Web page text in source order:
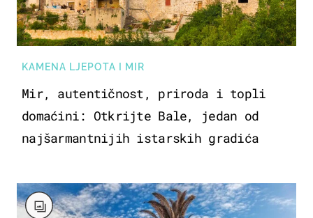
KAMENA LJEPOTA I MIR
Mir, autentičnost, priroda i topli
domaćini: Otkrijte Bale, jedan od
najšarmantnijih istarskih gradića